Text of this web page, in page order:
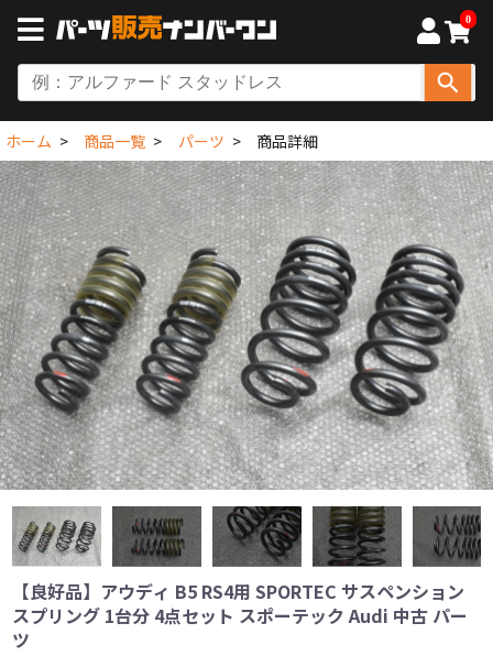
0
ホーム 商品一覧 パーツ 商品詳細
【良好品】アウディ B5 RS4用 SPORTEC サスペンション
スプリング 1台分 4点セット スポーテック Audi 中古 パー
ツ